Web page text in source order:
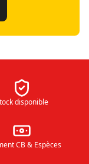
disponible
CB & Espèces